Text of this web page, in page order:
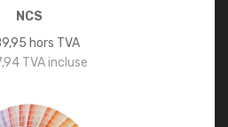
NCS
hors TVA
TVA incluse